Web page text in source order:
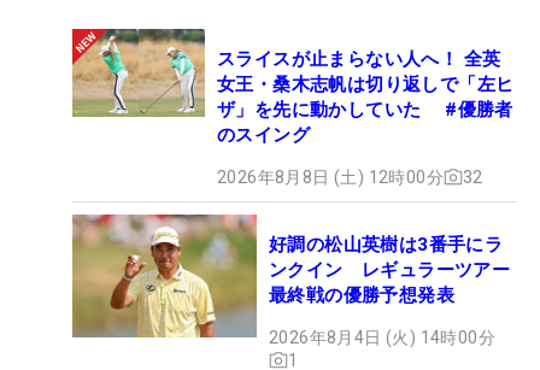
大会期間中はモリカワがSNSで東京・銀座にある
「すきやばし次郎」で、寿司を楽しんだことを発信
するなど、PGAツアーの選手たちもコース内外で日
本の細やかな“おもてなし”や“食文化”に触れた。日
本の選手やファンがPGAツアーの雰囲気を味わった
だけでなく、日本文化を世界に発信もした一週間と
なった。（文・高木彩音）
スライスが止まらない人へ！ 全英
女王・桑木志帆は切り返しで「左ヒ
ザ」を先に動かしていた #優勝者
のスイング
2026年8月8日 (土) 12時00分 32
好調の松山英樹は3番手にラ
ンクイン レギュラーツアー
最終戦の優勝予想発表
2026年8月4日 (火) 14時00分
1